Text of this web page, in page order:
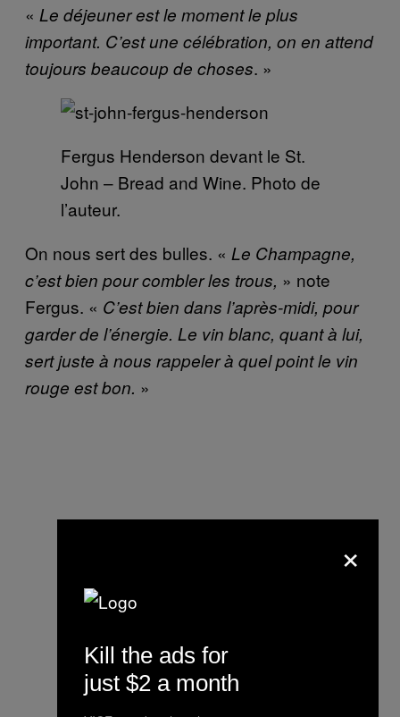
« Le déjeuner est le moment le plus
important. C’est une célébration, on en attend
toujours beaucoup de choses. »
Fergus Henderson devant le St.
John – Bread and Wine. Photo de
l’auteur.
On nous sert des bulles. « Le Champagne,
c’est bien pour combler les trous, » note
Fergus. « C’est bien dans l’après-midi, pour
garder de l’énergie. Le vin blanc, quant à lui,
sert juste à nous rappeler à quel point le vin
rouge est bon. »
×
Kill the ads for
just $2 a month